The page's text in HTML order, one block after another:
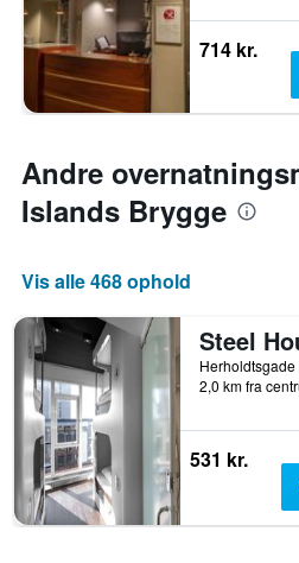
714 kr.
Andre
Islands Brygge
Vis alle 468 ophold
2,0 km fra
531 kr.